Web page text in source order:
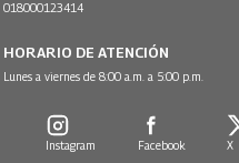
018000123414
HORARIO DE ATENCIÓN
Lunes a viernes de 8:00 a.m. a 5:00 p.m.
Instagram Facebook X